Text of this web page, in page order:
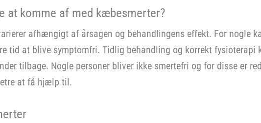
at komme af med kæbesmerter?
afhængigt af årsagen og behandlingens effekt. For nogle
tid at blive symptomfri. Tidlig behandling og korrekt
tilbage. Nogle personer bliver ikke smertefri og for disse er
at få hjælp til.